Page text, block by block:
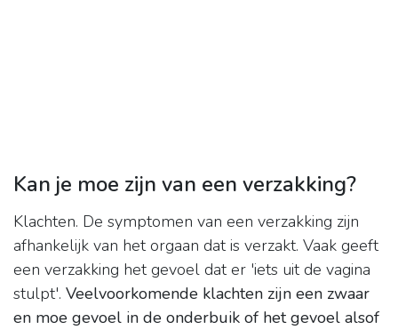
Kan je moe zijn van een verzakking?
Klachten. De symptomen van een verzakking zijn
afhankelijk van het orgaan dat is verzakt. Vaak geeft
een verzakking het gevoel dat er 'iets uit de vagina
stulpt'. Veelvoorkomende klachten zijn een zwaar
en moe gevoel in de onderbuik of het gevoel alsof